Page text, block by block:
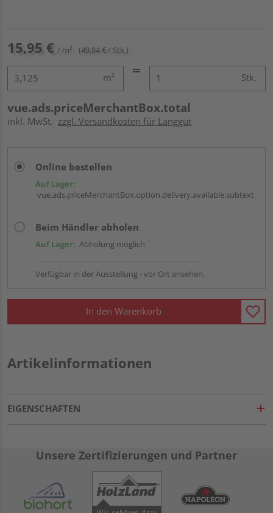
15,95 € / m² (49,84 € / Stk.)
m² Stk.
vue.ads.priceMerchantBox.total
inkl. MwSt. zzgl. Versandkosten für Langgut
Online bestellen
Auf Lager:
vue.ads.priceMerchantBox.option.delivery.available.subtext
Beim Händler abholen
Auf Lager: Abholung möglich
Verfügbar in der Ausstellung - vor Ort ansehen.
In den Warenkorb
Artikelinformationen
EIGENSCHAFTEN
Unsere Zertifizierungen und Partner